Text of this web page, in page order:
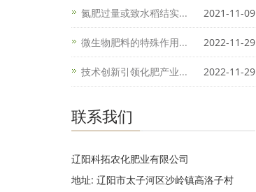
氮肥过量或致水稻结实... 2021-11-09
微生物肥料的特殊作用... 2022-11-29
技术创新引领化肥产业... 2022-11-29
联系我们
辽阳科拓农化肥业有限公司
地址: 辽阳市太子河区沙岭镇高洛子村